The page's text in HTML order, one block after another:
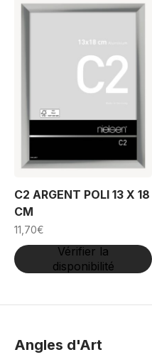
C2 ARGENT POLI 13 X 18
CM
11,70€
Vérifier la
disponibilité
Angles d'Art